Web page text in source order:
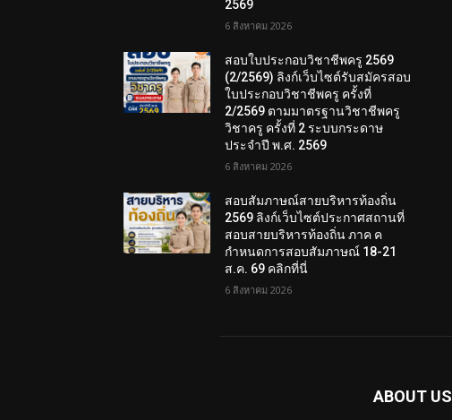
2569
6 สิงหาคม 2026
สอบใบประกอบวิชาชีพครู 2569
(2/2569) ลิงก์เว็บไซต์รับสมัครสอบ
ใบประกอบวิชาชีพครู ครั้งที่
2/2569 ตามมาตรฐานวิชาชีพครู
วิชาครู ครั้งที่ 2 ระบบกระดาษ
ประจำปี พ.ศ. 2569
6 สิงหาคม 2026
สอบสัมภาษณ์สายบริหารท้องถิ่น
2569 ลิงก์เว็บไซต์ประกาศสถานที่
สอบสายบริหารท้องถิ่น ภาค ค
กำหนดการสอบสัมภาษณ์ 18-21
ส.ค. 69 คลิกที่นี่
6 สิงหาคม 2026
ABOUT US